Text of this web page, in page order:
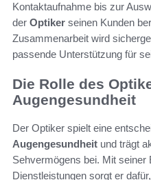
Kontaktaufnahme bis zur
der Optiker seinen Kunden
Zusammenarbeit wird
passende Unterstützung für
Die Rolle des
Augengesundheit
Der Optiker spielt eine
Augengesundheit und trägt
Sehvermögens bei. Mit seiner
Dienstleistungen sorgt er